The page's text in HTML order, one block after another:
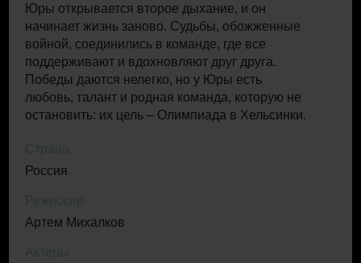
Юры открывается второе дыхание, и он
начинает жизнь заново. Судьбы, обожженные
войной, соединились в команде, где все
поддерживают и вдохновляют друг друга.
Победы даются нелегко, но у Юры есть
любовь, талант и родная команда, которую не
остановить: их цель – Олимпиада в Хельсинки.
Россия
Артем Михалков